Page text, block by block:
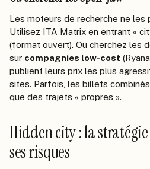
Les moteurs de recherche ne les
Utilisez ITA Matrix en entrant «
(format ouvert). Ou cherchez les
sur compagnies low-cost
publient leurs prix les plus
sites. Parfois, les billets
que des trajets « propres ».
Hidden city : la
ses risques